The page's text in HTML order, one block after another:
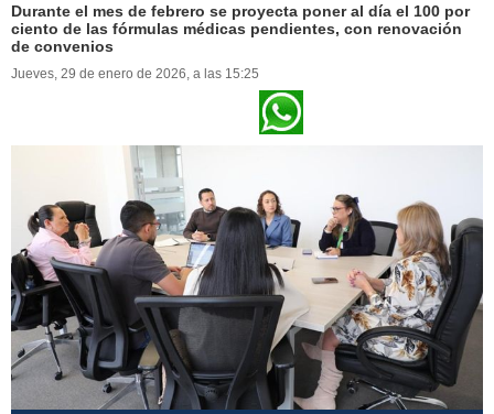
Durante el mes de febrero se proyecta poner al día el 100 por
ciento de las fórmulas médicas pendientes, con renovación
de convenios
Jueves, 29 de enero de 2026, a las 15:25